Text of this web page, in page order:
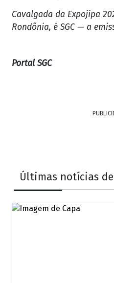
Cavalgada da Expojipa
Rondônia, é SGC — a
Portal SGC
Últimas notícias